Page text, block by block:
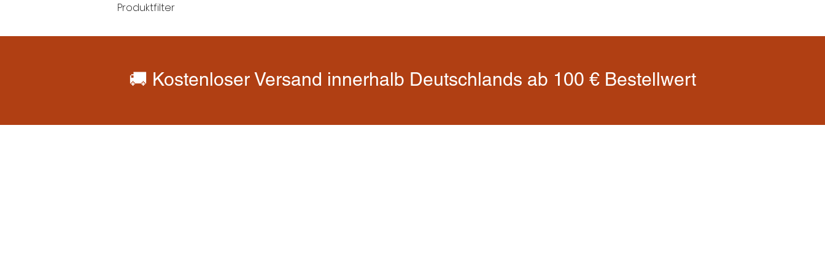
Produktfilter
🚚 Kostenloser Versand innerhalb Deutschlands ab 100 € Bestellwert